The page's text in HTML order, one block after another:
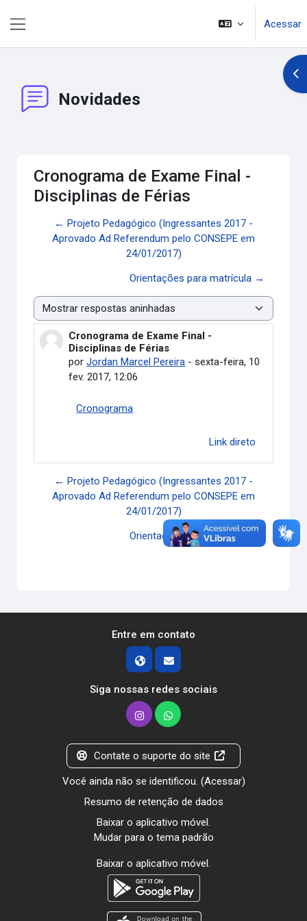
Acessar
Novidades
Cronograma de Exame Final -
Disciplinas de Férias
← Projeto Pedagógico (Ingressantes 2017 -
Aprovado Ad Referendum pelo CONSEPE em
24/01/2017)
Orientações para matrícula →
Modo de visualização
Cronograma de Exame Final -
Disciplinas de Férias
porJordan Marcel Pereira -sexta-feira, 10
fev. 2017, 12:06
Número de respostas: 0
Cronograma
Link direto
← Projeto Pedagógico (Ingressantes 2017 -
Aprovado Ad Referendum pelo CONSEPE em
24/01/2017)
Orientações para matrícula →
Entre em contato
Siga nossas redes sociais
Contate o suporte do site
Você ainda não se identificou. (Acessar)
Resumo de retenção de dados
Baixar o aplicativo móvel.
Mudar para o tema padrão
Baixar o aplicativo móvel.